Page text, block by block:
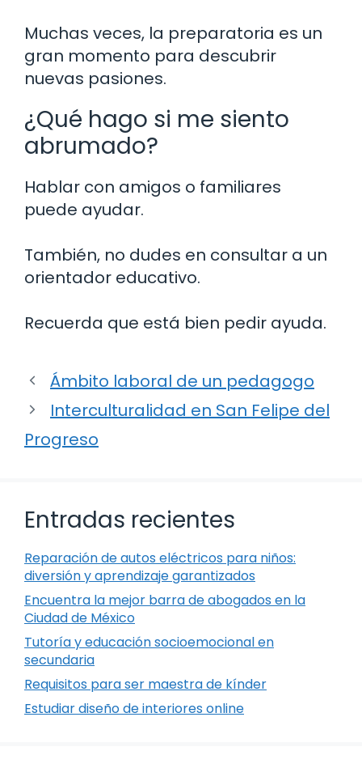
Muchas veces, la preparatoria es un
gran momento para descubrir
nuevas pasiones.
¿Qué hago si me siento
abrumado?
Hablar con amigos o familiares
puede ayudar.
También, no dudes en consultar a un
orientador educativo.
Recuerda que está bien pedir ayuda.
Ámbito laboral de un pedagogo
Interculturalidad en San Felipe del
Progreso
Entradas recientes
Reparación de autos eléctricos para niños:
diversión y aprendizaje garantizados
Encuentra la mejor barra de abogados en la
Ciudad de México
Tutoría y educación socioemocional en
secundaria
Requisitos para ser maestra de kínder
Estudiar diseño de interiores online